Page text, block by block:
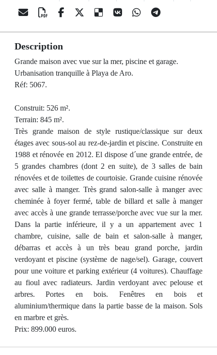
Description
Grande maison avec vue sur la mer, piscine et garage.
Urbanisation tranquille à Playa de Aro.
Réf: 5067.
Construit: 526 m².
Terrain: 845 m².
Très grande maison de style rustique/classique sur deux
étages avec sous-sol au rez-de-jardin et piscine. Construite en
1988 et rénovée en 2012. El dispose d´une grande entrée, de
5 grandes chambres (dont 2 en suite), de 3 salles de bain
rénovées et de toilettes de courtoisie. Grande cuisine rénovée
avec salle à manger. Très grand salon-salle à manger avec
cheminée à foyer fermé, table de billard et salle à manger
avec accès à une grande terrasse/porche avec vue sur la mer.
Dans la partie inférieure, il y a un appartement avec 1
chambre, cuisine, salle de bain et salon-salle à manger,
débarras et accès à un très beau grand porche, jardin
verdoyant et piscine (système de nage/sel). Garage, couvert
pour une voiture et parking extérieur (4 voitures). Chauffage
au fioul avec radiateurs. Jardin verdoyant avec pelouse et
arbres. Portes en bois. Fenêtres en bois et
aluminium/thermique dans la partie basse de la maison. Sols
en marbre et grès.
Prix: 899.000 euros.